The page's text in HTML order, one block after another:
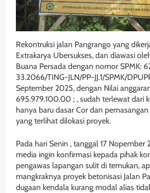
Rekontruksi jalan Pangrango yang
Extrakarya Ubersukses, dan diawasi
Buana Persada dengan nomor SPMK:
33.2066/TING-JLN/PP-JJ.1/SPMK/
September 2025, dengan Nilai
695.979.100.00 ; , sudah terlewat dari
hanya baru dasar Cor dan
yang terlihat dilokasi proyek.
Pada hari Senin , tanggal 17 Nopember
media ingin konfirmasi kepada pihak
pengawas lapangan sulit di temukan,
mangkraknya proyek betonisasi Jalan
dugaan kendala kurang modal alias